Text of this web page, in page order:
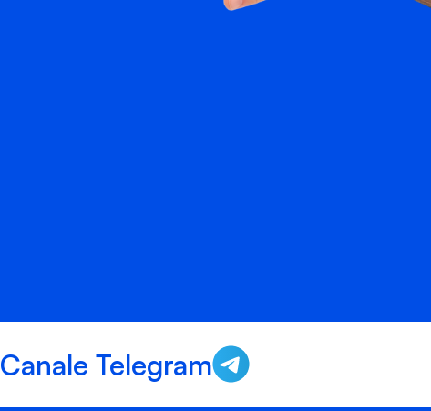
Canale Telegram